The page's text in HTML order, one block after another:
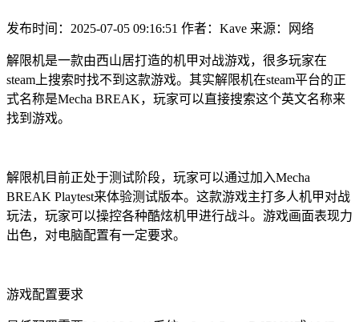
发布时间：2025-07-05 09:16:51 作者：Kave 来源：网络
解限机是一款由西山居打造的机甲对战游戏，很多玩家在
steam上搜索时找不到这款游戏。其实解限机在steam平台的正
式名称是Mecha BREAK，玩家可以直接搜索这个英文名称来
找到游戏。
解限机目前正处于测试阶段，玩家可以通过加入Mecha
BREAK Playtest来体验测试版本。这款游戏主打多人机甲对战
玩法，玩家可以操控各种酷炫机甲进行战斗。游戏画面表现力
出色，对电脑配置有一定要求。
游戏配置要求